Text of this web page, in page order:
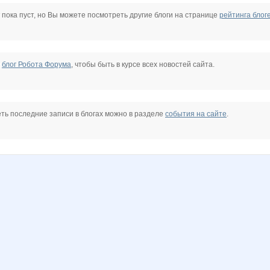
Валенок Волгарин Золушк@
пока пуст, но Вы можете посмотреть другие блоги на странице рейтинга
блог Робота Форума, чтобы быть в курсе всех новостей сайта.
последние записи в блогах можно в разделе события на сайте.